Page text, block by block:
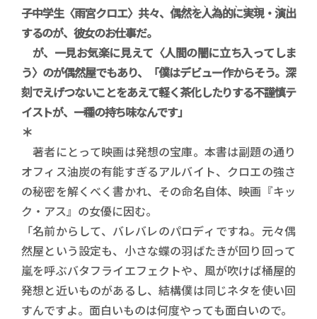
子中学生〈雨宮クロエ〉共々、偶然を人為的に実現
、、、、、、、、、 ・演出
、、
するのが、彼女のお仕事だ。
が、一見お気楽に見えて〈人間の闇に立ち入ってしま
う〉のが偶然屋でもあり、「僕はデビュー作からそう。深
刻でえげつないことをあえて軽く茶化したりする不謹慎テ
イストが、一種の持ち味なんです」
＊
著者にとって映画は発想の宝庫。本書は副題の通り
オフィス油炭の有能すぎるアルバイト、クロエの強さ
の秘密を解くべく書かれ、その命名自体、映画『キッ
ク・アス』の女優に因む。
「名前からして、バレバレのパロディですね。元々偶
然屋という設定も、小さな蝶の羽ばたきが回り回って
嵐を呼ぶバタフライエフェクトや、風が吹けば桶屋的
発想と近いものがあるし、結構僕は同じネタを使い回
すんですよ。面白いものは何度やっても面白いので。